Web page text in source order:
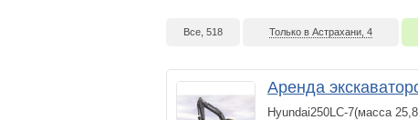
Все, 518 Только в Астрахани, 4
Аренда
Hyundai250LC-7(масса